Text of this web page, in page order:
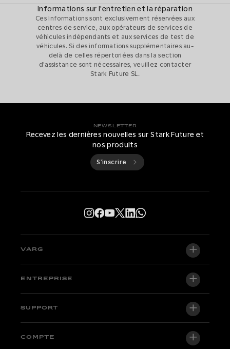
Informations sur l'entretien et la réparation
Ces informations sont exclusivement réservées aux
centres de service, aux opérateurs de services de
véhicules indépendants et aux services de test de
véhicules. Si des informations supplémentaires au-
delà de celles répertoriées dans la section
d'assistance sont nécessaires, veuillez contacter
Stark Future SL.
NEWSLETTER
Recevez les dernières nouvelles sur Stark Future et
nos produits
S’inscrire
VARG
VARG EX
Factory Edition
ENTREPRISE
À propos de nous
SUPPORT
Centre d'assistance
COMPTE